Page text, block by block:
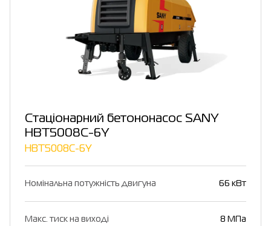
Стаціонарний бетононасос SANY
HBT5008C-6Y
HBT5008C-6Y
Номінальна потужність двигуна 66 кВт
Макс. тиск на виході 8 МПа